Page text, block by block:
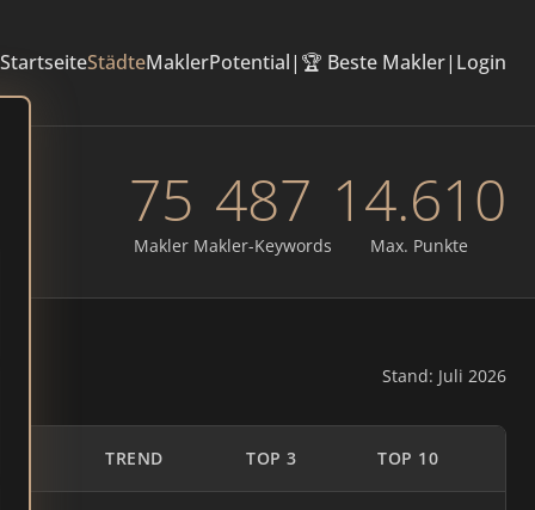
StartseiteStädteMaklerPotential| 🏆 Beste Makler| Login
75
Makler
487
Makler-Keywords
14.610
Max. Punkte
Stand: Juli 2026
TREND TOP 3 TOP 10